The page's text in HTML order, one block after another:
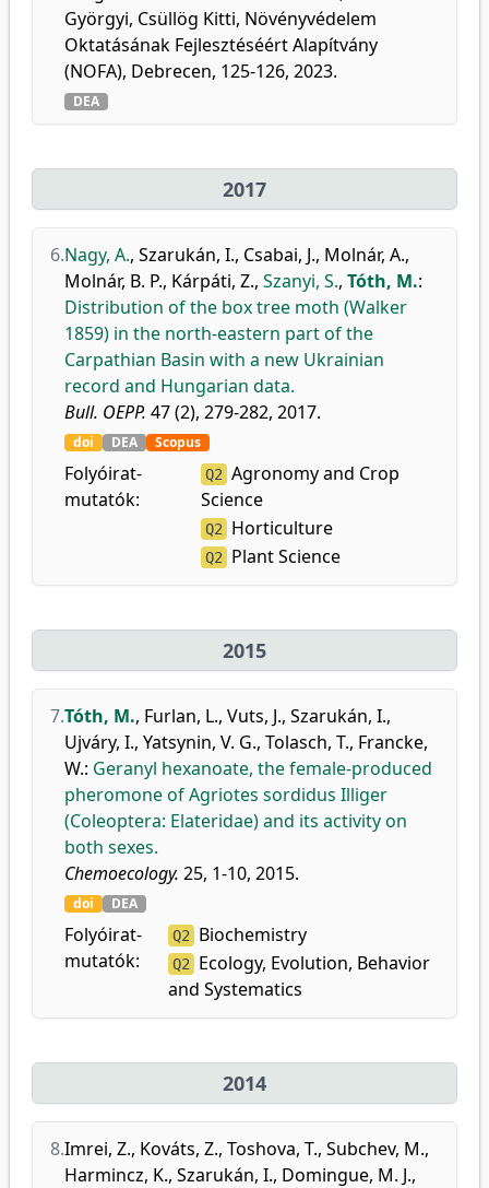
Györgyi, Csüllög Kitti, Növényvédelem
Oktatásának Fejlesztéséért Alapítvány
(NOFA), Debrecen, 125-126, 2023.
DEA
2017
6.Nagy, A., Szarukán, I., Csabai, J., Molnár, A.,
Molnár, B. P., Kárpáti, Z., Szanyi, S., Tóth, M.:
Distribution of the box tree moth (Walker
1859) in the north-eastern part of the
Carpathian Basin with a new Ukrainian
record and Hungarian data.
Bull. OEPP. 47 (2), 279-282, 2017.
doi DEA Scopus
Folyóirat-
mutatók:
Q2 Agronomy and Crop
Science
Q2 Horticulture
Q2 Plant Science
2015
7.Tóth, M., Furlan, L., Vuts, J., Szarukán, I.,
Ujváry, I., Yatsynin, V. G., Tolasch, T., Francke,
W.: Geranyl hexanoate, the female-produced
pheromone of Agriotes sordidus Illiger
(Coleoptera: Elateridae) and its activity on
both sexes.
Chemoecology. 25, 1-10, 2015.
doi DEA
Folyóirat-
mutatók:
Q2 Biochemistry
Q2 Ecology, Evolution, Behavior
and Systematics
2014
8.Imrei, Z., Kováts, Z., Toshova, T., Subchev, M.,
Harmincz, K., Szarukán, I., Domingue, M. J.,